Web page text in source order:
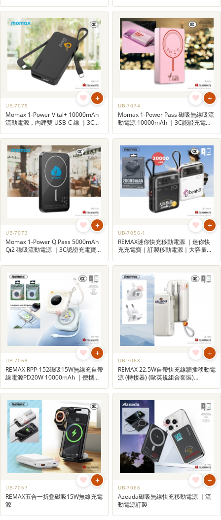
+
UB-7075
Momax 1-Power Vital+ 10000mAh
流動電源，內建雙 USB-C 線 ｜3C認
+
UB-7074
Momax 1-Power Pass 磁吸無線吸流
動電源 10000mAh ｜3C認證充電寶
+
UB-7073
Momax 1-Power Q.Pass 5000mAh
Qi2 磁吸流動電源 ｜3C認證充電寶｜
+
UB-7056-1
REMAX迷你快充移動電源 ｜迷你快
充充電寶｜訂製移動電源｜大容量尿
+
UB-7069
REMAX RPP-152磁吸15W無線充自帶
線電源PD20W 10000mAh ｜便攜充
+
UB-7068
REMAX 22.5W自帶快充線牆插移動電
源 (轉接器) (歐英規組合套裝)
+
UB-7067
REMAX五合一折疊磁吸15W無線充電
源
+
UB-7066
Azeada磁吸無線快充移動電源 ｜流
動電源訂製